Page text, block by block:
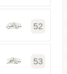
52
53